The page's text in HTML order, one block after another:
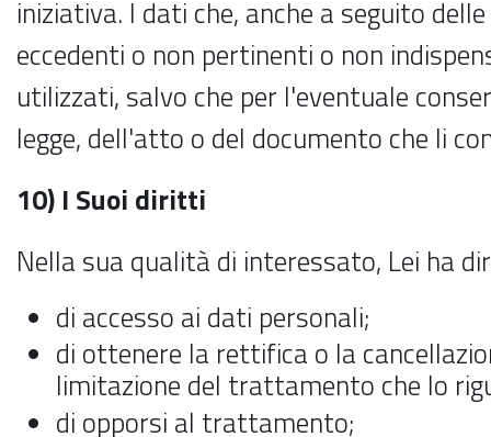
iniziativa. I dati che, anche a seguito
eccedenti o non pertinenti o non
utilizzati, salvo che per l'eventuale
legge, dell'atto o del documento che li
10) I Suoi diritti
Nella sua qualità di interessato, Lei ha
di accesso ai dati personali;
di ottenere la rettifica o la
limitazione del trattamento che lo
di opporsi al trattamento;